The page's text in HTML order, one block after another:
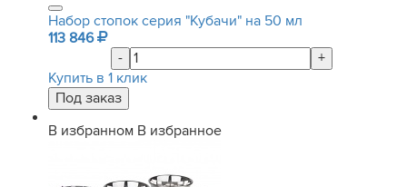
Набор стопок серия "Кубачи" на 50 мл
113 846
-
+
Купить в 1 клик
В избранном В избранное